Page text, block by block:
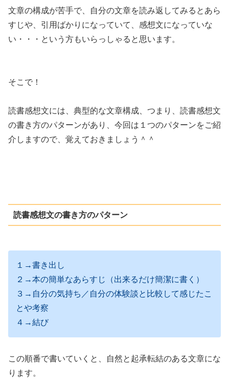
文章の構成が苦手で、自分の文章を読み返してみるとあら
すじや、引用ばかりになっていて、感想文になっていな
い・・・という方もいらっしゃると思います。
そこで！
読書感想文には、典型的な文章構成、つまり、読書感想文
の書き方のパターンがあり、今回は１つのパターンをご紹
介しますので、覚えておきましょう＾＾
読書感想文の書き方のパターン
１→書き出し
２→本の簡単なあらすじ（出来るだけ簡潔に書く）
３→自分の気持ち／自分の体験談と比較して感じたこ
とや考察
４→結び
この順番で書いていくと、自然と起承転結のある文章にな
ります。